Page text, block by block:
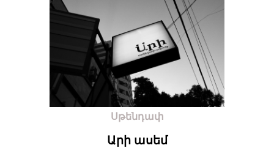
Սթենդափ
Արի ասեմ